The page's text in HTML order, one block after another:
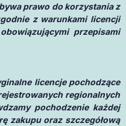
prawo do korzystania z
z warunkami licencji
przepisami
licencje pochodzące
regionalnych
pochodzenie każdej
zakupu oraz szczegółową